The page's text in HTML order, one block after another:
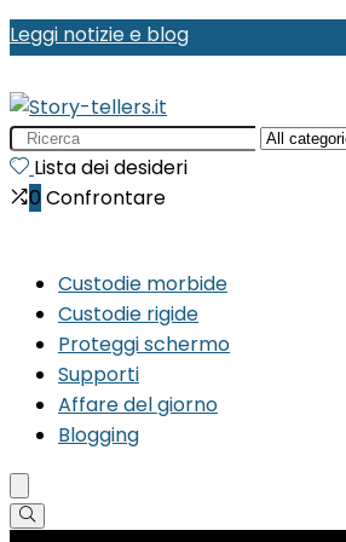
Leggi notizie e blog
Search
for:Lista dei desideri
0 Confrontare
Custodie morbide
Custodie rigide
Proteggi schermo
Supporti
Affare del giorno
Blogging